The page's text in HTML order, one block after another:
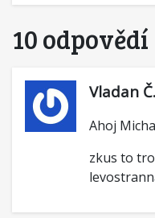
10 odpovědí
Vladan Č.
Ahoj
zkus to